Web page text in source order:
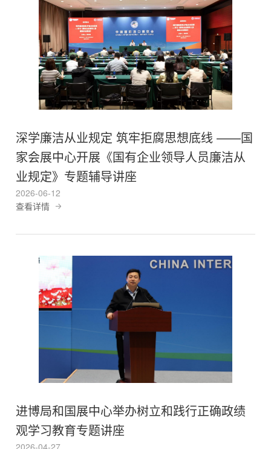
深学廉洁从业规定 筑牢拒腐思想底线 ——国
家会展中心开展《国有企业领导人员廉洁从
业规定》专题辅导讲座
2026-06-12
查看详情
进博局和国展中心举办树立和践行正确政绩
观学习教育专题讲座
2026-04-27